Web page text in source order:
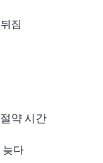
짐
약 시간
늦다